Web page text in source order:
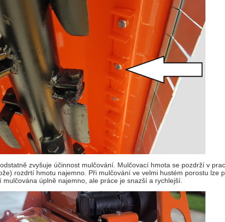
zvyšuje účinnost mulčování. Mulčovací hmota se pozdrží v
rozdrtí hmotu najemno. Při mulčování ve velmi hustém porostu lze
úplně najemno, ale práce je snazší a rychlejší.